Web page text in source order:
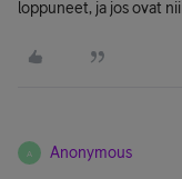
loppuneet, ja jos ovat
A Anonymous